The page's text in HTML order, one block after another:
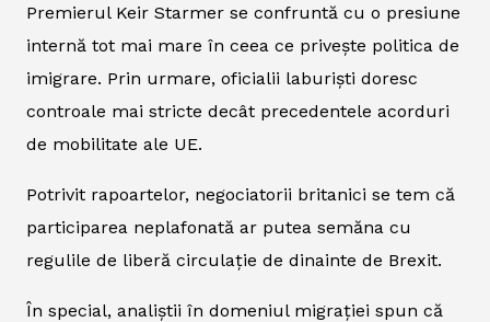
Premierul Keir Starmer se confruntă cu o presiune
internă tot mai mare în ceea ce privește politica de
imigrare. Prin urmare, oficialii laburiști doresc
controale mai stricte decât precedentele acorduri
de mobilitate ale UE.
Potrivit rapoartelor, negociatorii britanici se tem că
participarea neplafonată ar putea semăna cu
regulile de liberă circulație de dinainte de Brexit.
În special, analiștii în domeniul migrației spun că